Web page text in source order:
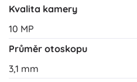
Kvalita kamery
10 MP
Průměr otoskopu
3,1 mm